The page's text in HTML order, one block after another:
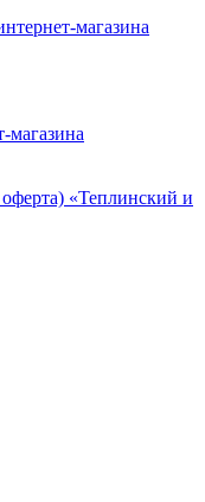
магазина
магазина
«Теплинский и